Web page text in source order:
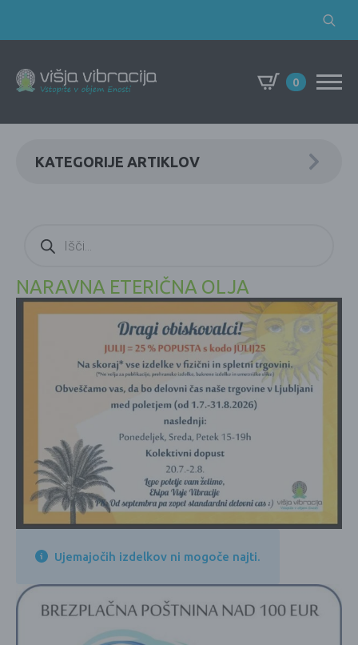
Search
0
KATEGORIJE ARTIKLOV
search
NARAVNA ETERIČNA OLJA
Ujemajočih izdelkov ni mogoče najti.